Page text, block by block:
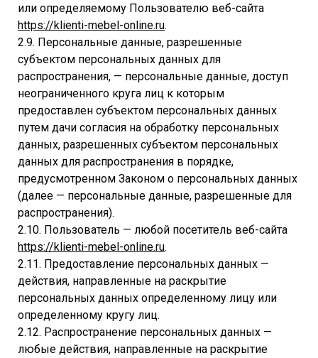
или определяемому Пользователю веб-сайта
https://klienti-mebel-online.ru.
2.9. Персональные данные, разрешенные
субъектом персональных данных для
распространения, — персональные данные, доступ
неограниченного круга лиц к которым
предоставлен субъектом персональных данных
путем дачи согласия на обработку персональных
данных, разрешенных субъектом персональных
данных для распространения в порядке,
предусмотренном Законом о персональных данных
(далее — персональные данные, разрешенные для
распространения).
2.10. Пользователь — любой посетитель веб-сайта
https://klienti-mebel-online.ru.
2.11. Предоставление персональных данных —
действия, направленные на раскрытие
персональных данных определенному лицу или
определенному кругу лиц.
2.12. Распространение персональных данных —
любые действия, направленные на раскрытие